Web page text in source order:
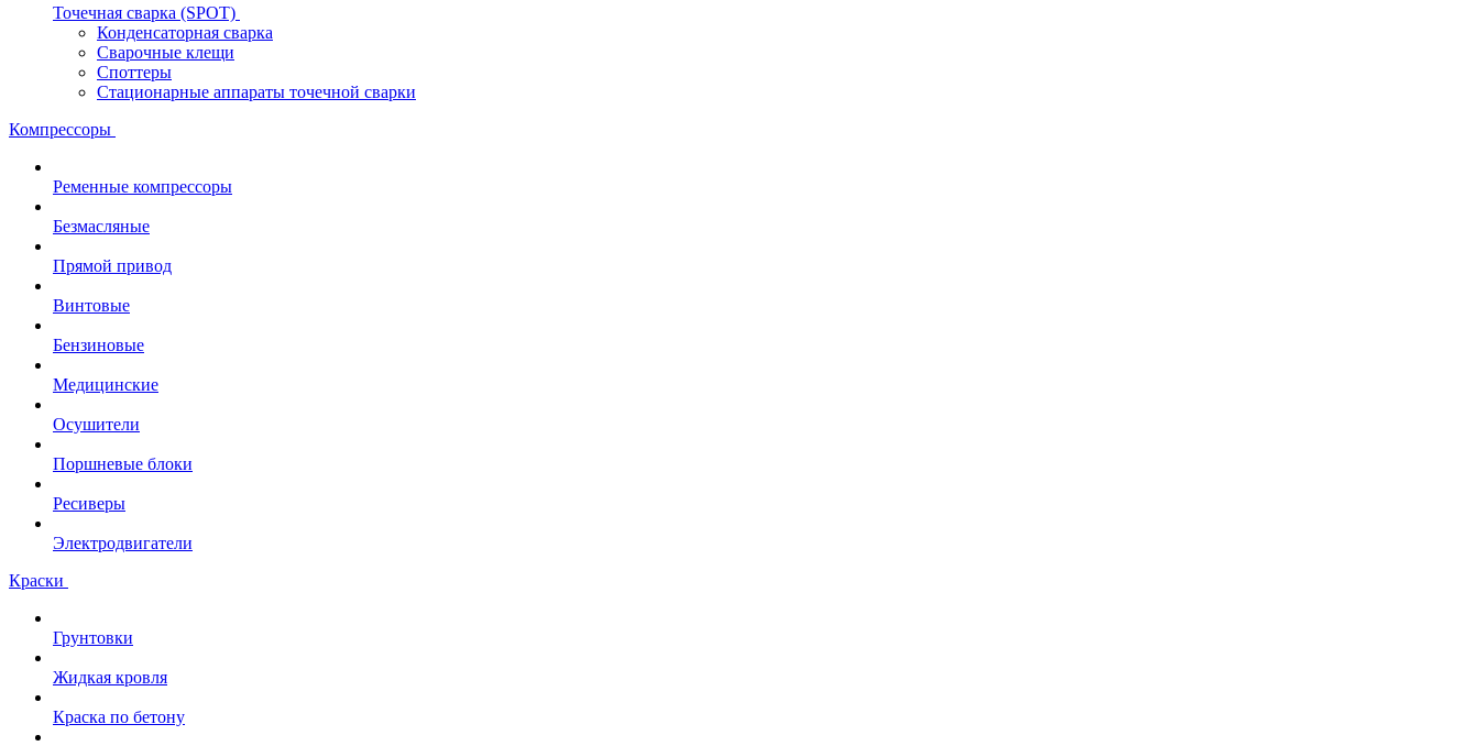
Точечная сварка (SPOT)
Конденсаторная сварка
Сварочные клещи
Споттеры
Стационарные аппараты точечной сварки
Компрессоры
Ременные компрессоры
Безмасляные
Прямой привод
Винтовые
Бензиновые
Медицинские
Осушители
Поршневые блоки
Ресиверы
Электродвигатели
Краски
Грунтовки
Жидкая кровля
Краска по бетону